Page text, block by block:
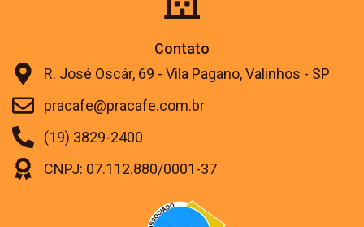
Contato
R. José Oscár, 69 - Vila Pagano, Valinhos - SP
pracafe@pracafe.com.br
(19) 3829-2400
CNPJ: 07.112.880/0001-37